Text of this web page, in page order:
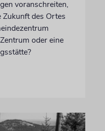
voranschreiten,
Zukunft des Ortes
oder eine